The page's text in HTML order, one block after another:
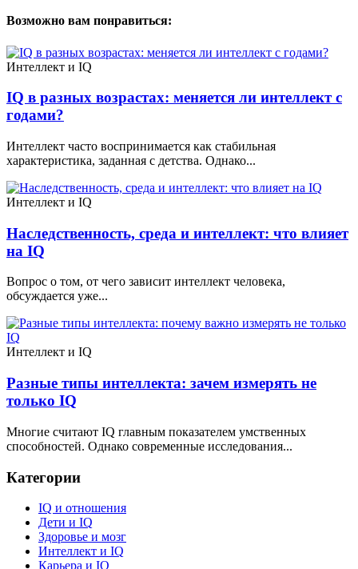
Возможно вам понравиться:
Интеллект и IQ
IQ в разных возрастах: меняется ли интеллект с
годами?
Интеллект часто воспринимается как стабильная
характеристика, заданная с детства. Однако...
Интеллект и IQ
Наследственность, среда и интеллект: что влияет
на IQ
Вопрос о том, от чего зависит интеллект человека,
обсуждается уже...
Интеллект и IQ
Разные типы интеллекта: зачем измерять не
только IQ
Многие считают IQ главным показателем умственных
способностей. Однако современные исследования...
Категории
IQ и отношения
Дети и IQ
Здоровье и мозг
Интеллект и IQ
Карьера и IQ